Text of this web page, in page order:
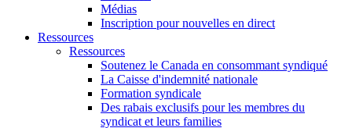
Médias
Inscription pour nouvelles en direct
Ressources
Ressources
Soutenez le Canada en consommant syndiqué
La Caisse d'indemnité nationale
Formation syndicale
Des rabais exclusifs pour les membres du
syndicat et leurs families